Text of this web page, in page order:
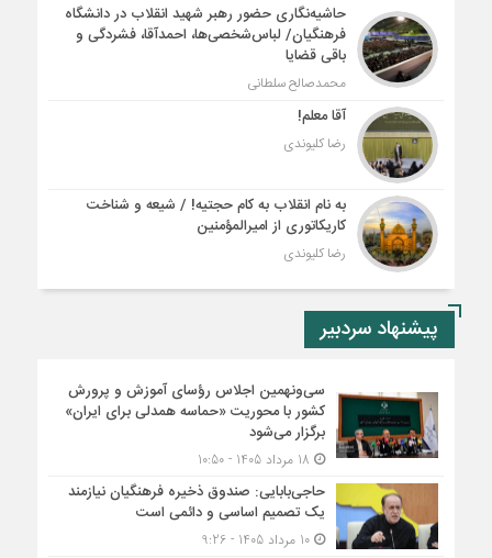
حاشیه‌نگاری حضور رهبر شهید انقلاب در دانشگاه
فرهنگیان/ لباس‌شخصی‌ها، احمدآقا، فشردگی و
باقی قضایا
محمدصالح سلطانی
آقا معلم!
رضا کلیوندی
به نام انقلاب به کام حجتیه! / شیعه و شناخت
کاریکاتوری از امیرالمؤمنین
رضا کلیوندی
پیشنهاد سردبیر
سی‌ونهمین اجلاس رؤسای آموزش و پرورش
کشور با محوریت «حماسه همدلی برای ایران»
برگزار می‌شود
حاجی‌بابایی: صندوق ذخیره فرهنگیان نیازمند
یک تصمیم اساسی و دائمی است
10 مرداد 1405 - 9:26